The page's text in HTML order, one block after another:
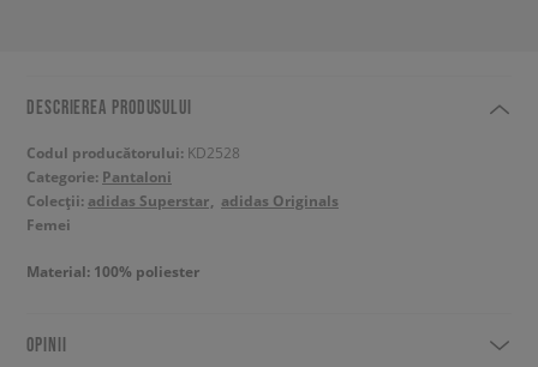
DESCRIEREA PRODUSULUI
Codul producătorului: KD2528
Categorie: Pantaloni
Colecții: adidas Superstar
adidas Originals
Femei
Material: 100% poliester
OPINII